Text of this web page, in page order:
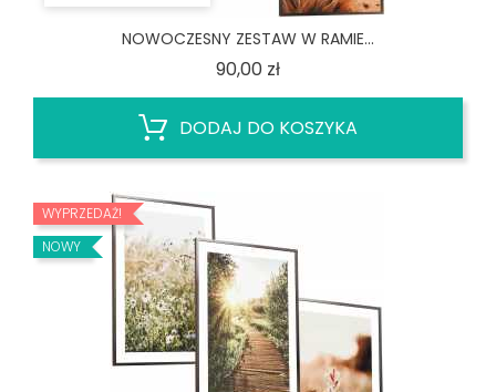
NOWOCZESNY ZESTAW W RAMIE...
90,00 złCena
DODAJ DO KOSZYKA
WYPRZEDAŻ!
NOWY